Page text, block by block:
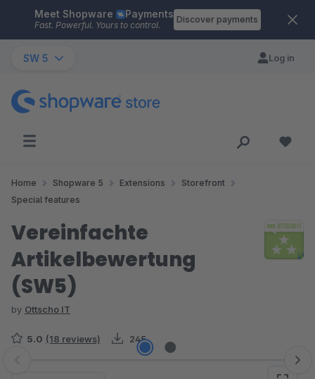
Skip to main content
Meet Shopware Payments
Fast. Powerful. Yours to control.
Discover payments
SW 5 Log in
Home Shopware 5 Extensions
Storefront
Special features
Vereinfachte
Artikelbewertung
(SW5)
by Ottscho IT
5.0 (18 reviews) 245
Skip image gallery